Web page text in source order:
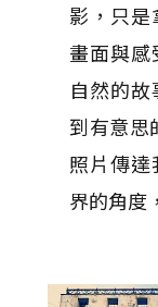
影，只是
畫面與感
自然的
到有意思
照片傳達
界的角度